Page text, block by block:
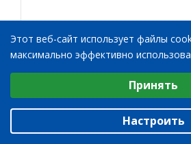
Этот веб-сайт использует файлы
максимально эффективно
Выберите настройки cookie
Аналитические/Функциональные
Принять
Настроить